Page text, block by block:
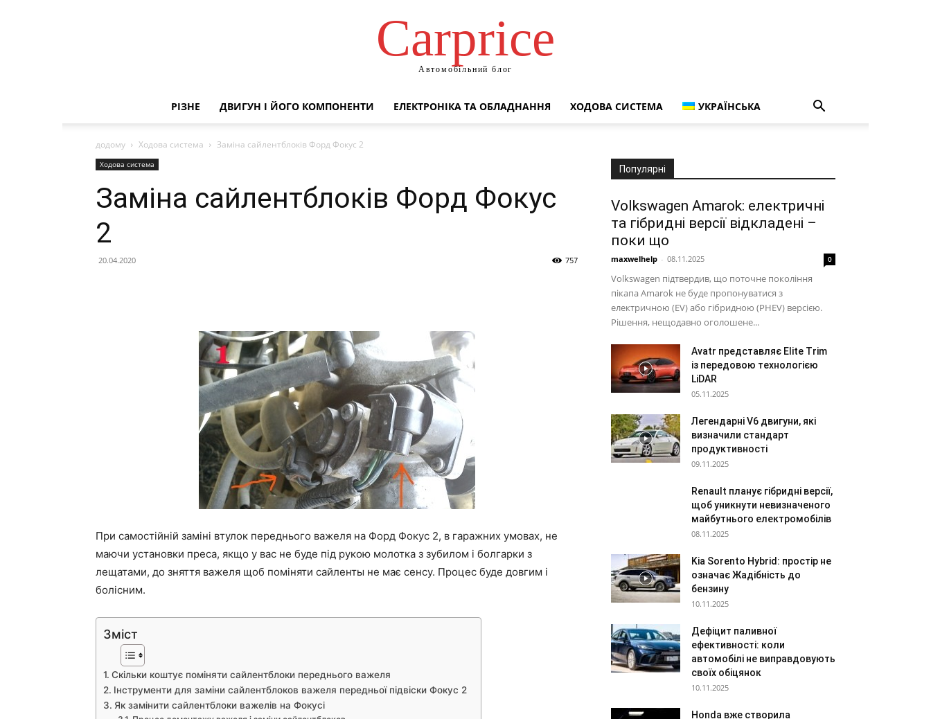
Сarprice
Автомобільний блог
РІЗНЕ ДВИГУН І ЙОГО КОМПОНЕНТИ ЕЛЕКТРОНІКА ТА ОБЛАДНАННЯ ХОДОВА СИСТЕМА УКРАЇНСЬКА
додому Ходова система Заміна сайлентблоків Форд Фокус 2
Ходова система
Заміна сайлентблоків Форд Фокус
2
20.04.2020 757
При самостійній заміні втулок переднього важеля на Форд Фокус 2, в гаражних умовах, не
маючи установки преса, якщо у вас не буде під рукою молотка з зубилом і болгарки з
лещатами, до зняття важеля щоб поміняти сайленты не має сенсу. Процес буде довгим і
болісним.
Зміст
Скільки коштує поміняти сайлентблоки переднього важеля
Інструменти для заміни сайлентблоков важеля передньої підвіски Фокус 2
Як замінити сайлентблоки важелів на Фокусі
Популярні
Volkswagen Amarok: електричні
та гібридні версії відкладені –
поки що
maxwelhelp - 08.11.2025 0
Volkswagen підтвердив, що поточне покоління
пікапа Amarok не буде пропонуватися з
електричною (EV) або гібридною (PHEV) версією.
Рішення, нещодавно оголошене...
Avatr представляє Elite Trim
із передовою технологією
LiDAR
05.11.2025
Легендарні V6 двигуни, які
визначили стандарт
продуктивності
09.11.2025
Renault планує гібридні версії,
щоб уникнути невизначеного
майбутнього електромобілів
08.11.2025
Kia Sorento Hybrid: простір не
означає Жадібність до
бензину
10.11.2025
Дефіцит паливної
ефективності: коли
автомобілі не виправдовують
своїх обіцянок
10.11.2025
Honda вже створила